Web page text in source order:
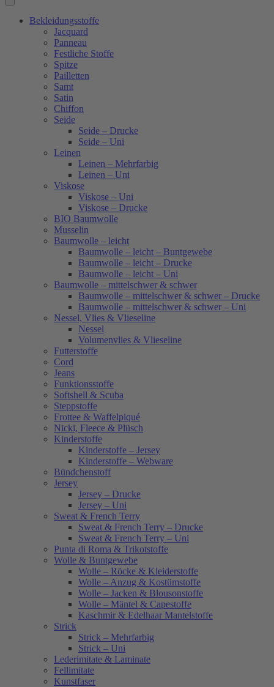
Bekleidungsstoffe
Jacquard
Panneau
Festliche Stoffe
Spitze
Pailletten
Samt
Satin
Chiffon
Seide
Seide – Drucke
Seide – Uni
Leinen
Leinen – Mehrfarbig
Leinen – Uni
Viskose
Viskose – Uni
Viskose – Drucke
BIO Baumwolle
Musselin
Baumwolle – leicht
Baumwolle – leicht – Buntgewebe
Baumwolle – leicht – Drucke
Baumwolle – leicht – Uni
Baumwolle – mittelschwer & schwer
Baumwolle – mittelschwer & schwer – Drucke
Baumwolle – mittelschwer & schwer – Uni
Nessel, Vlies & Vlieseline
Nessel
Volumenvlies & Vlieseline
Futterstoffe
Cord
Jeans
Funktionsstoffe
Softshell & Scuba
Steppstoffe
Frottee & Waffelpiqué
Nicki, Fleece & Plüsch
Kinderstoffe
Kinderstoffe – Jersey
Kinderstoffe – Webware
Bündchenstoff
Jersey
Jersey – Drucke
Jersey – Uni
Sweat & French Terry
Sweat & French Terry – Drucke
Sweat & French Terry – Uni
Punta di Roma & Trikotstoffe
Wolle & Buntgewebe
Wolle – Röcke & Kleiderstoffe
Wolle – Anzug & Kostümstoffe
Wolle – Jacken & Blousonstoffe
Wolle – Mäntel & Capestoffe
Kaschmir & Edelhaar Mantelstoffe
Strick
Strick – Mehrfarbig
Strick – Uni
Lederimitate & Laminate
Fellimitate
Kunstfaser